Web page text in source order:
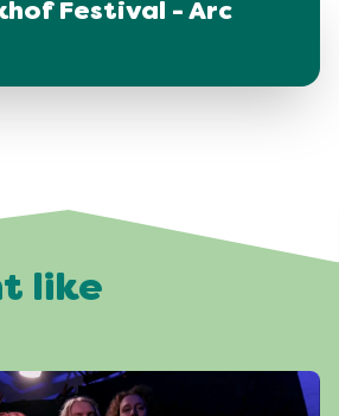
Festival - Arc
like